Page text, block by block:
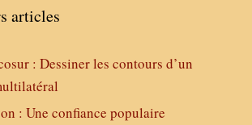
articles
: Dessiner les contours d’un
: Une confiance populaire